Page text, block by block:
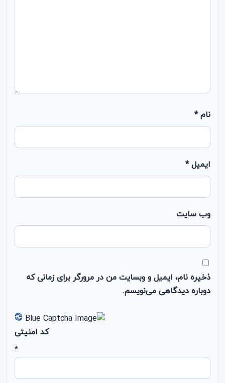
نام*
ایمیل*
وب‌ سایت
ذخیره نام، ایمیل و وبسایت من در مرورگر برای زمانی که
دوباره دیدگاهی می‌نویسم.
کد امنیتی
*